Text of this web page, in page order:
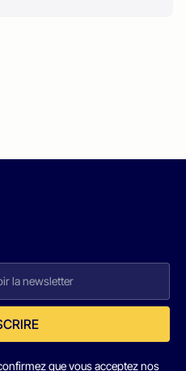
que vous acceptez nos